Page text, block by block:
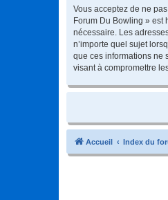
Vous acceptez de ne
Forum Du Bowling » est
nécessaire. Les
n’importe quel sujet
que ces informations ne
visant à compromettre
Accueil Index du